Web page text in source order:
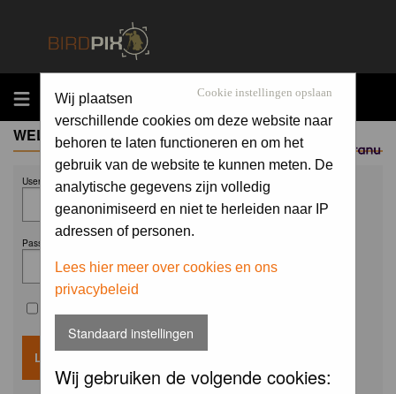
MENU
Sponsored by
Cookie instellingen opslaan
Wij plaatsen
verschillende cookies om deze website naar
behoren te laten functioneren en om het
gebruik van de website te kunnen meten. De
analytische gegevens zijn volledig
geanonimiseerd en niet te herleiden naar IP
adressen of personen.
Lees hier meer over cookies en ons
privacybeleid
Standaard instellingen
Wij gebruiken de volgende cookies:
WELCOME GUEST
Username:
Password: